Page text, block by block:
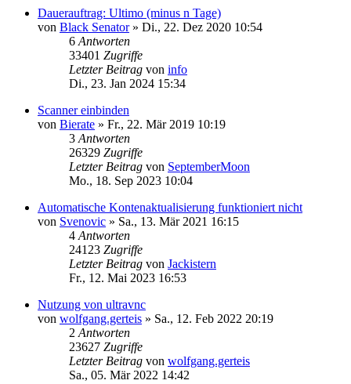
Dauerauftrag: Ultimo (minus n Tage)
von Black Senator» Di., 22. Dez 2020 10:54
6 Antworten
33401 Zugriffe
Letzter Beitrag von info
Di., 23. Jan 2024 15:34
Scanner einbinden
von Bierate » Fr., 22. Mär 2019 10:19
3 Antworten
26329 Zugriffe
Letzter Beitrag von SeptemberMoon
Mo., 18. Sep 2023 10:04
Automatische Kontenaktualisierung funktioniert nicht
von Svenovic » Sa., 13. Mär 2021 16:15
4 Antworten
24123 Zugriffe
Letzter Beitrag von Jackistern
Fr., 12. Mai 2023 16:53
Nutzung von ultravnc
von wolfgang.gerteis » Sa., 12. Feb 2022 20:19
2 Antworten
23627 Zugriffe
Letzter Beitrag von wolfgang.gerteis
Sa., 05. Mär 2022 14:42